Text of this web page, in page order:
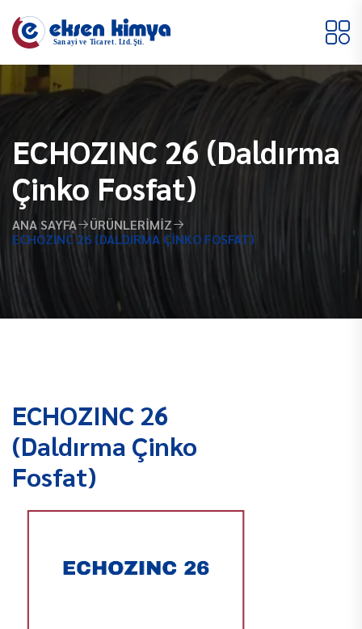
ECHOZINC 26 (Daldırma
Çinko Fosfat)
ANA SAYFA
ÜRÜNLERIMIZ
ECHOZINC 26 (DALDIRMA ÇINKO FOSFAT)
ECHOZINC 26
(Daldırma Çinko
Fosfat)